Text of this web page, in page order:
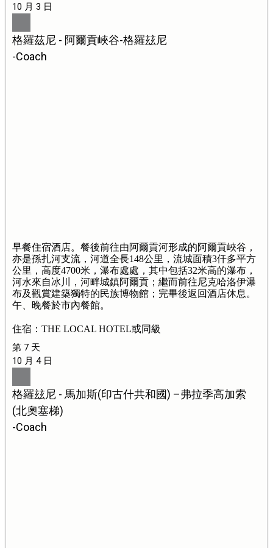
10 月 3 日
格羅茲尼 - 阿爾貢峽谷-格羅玆尼
-Coach
早餐住宿酒店。餐後前往由阿爾貢河形成的阿爾貢峽谷，
亦是孫扎河支流，河道全長148公里，流城面積3仟多平方
公里，高度4700米，瀑布處處，其中包括32米高的瀑布，
河水來自冰川，河畔城鎮阿爾貢；繼而前往尼克哈洛伊瀑
布及觀賞建築獨特的民族博物館；完畢後返回酒店休息。
午、晚餐於市內餐館。
住宿：THE LOCAL HOTEL或同級
第 7 天
10 月 4 日
格羅玆尼 - 馬加斯(印古什共和國) –弗拉季高加索
(北奧塞梯)
-Coach